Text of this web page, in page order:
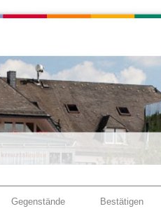
Gegenstände Bestätigen